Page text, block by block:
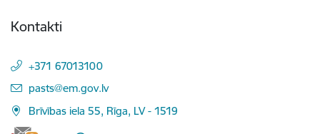
Kontakti
+371 67013100
E-pasts:
pasts@em.gov.lv
Brīvības iela 55, Rīga, LV - 1519